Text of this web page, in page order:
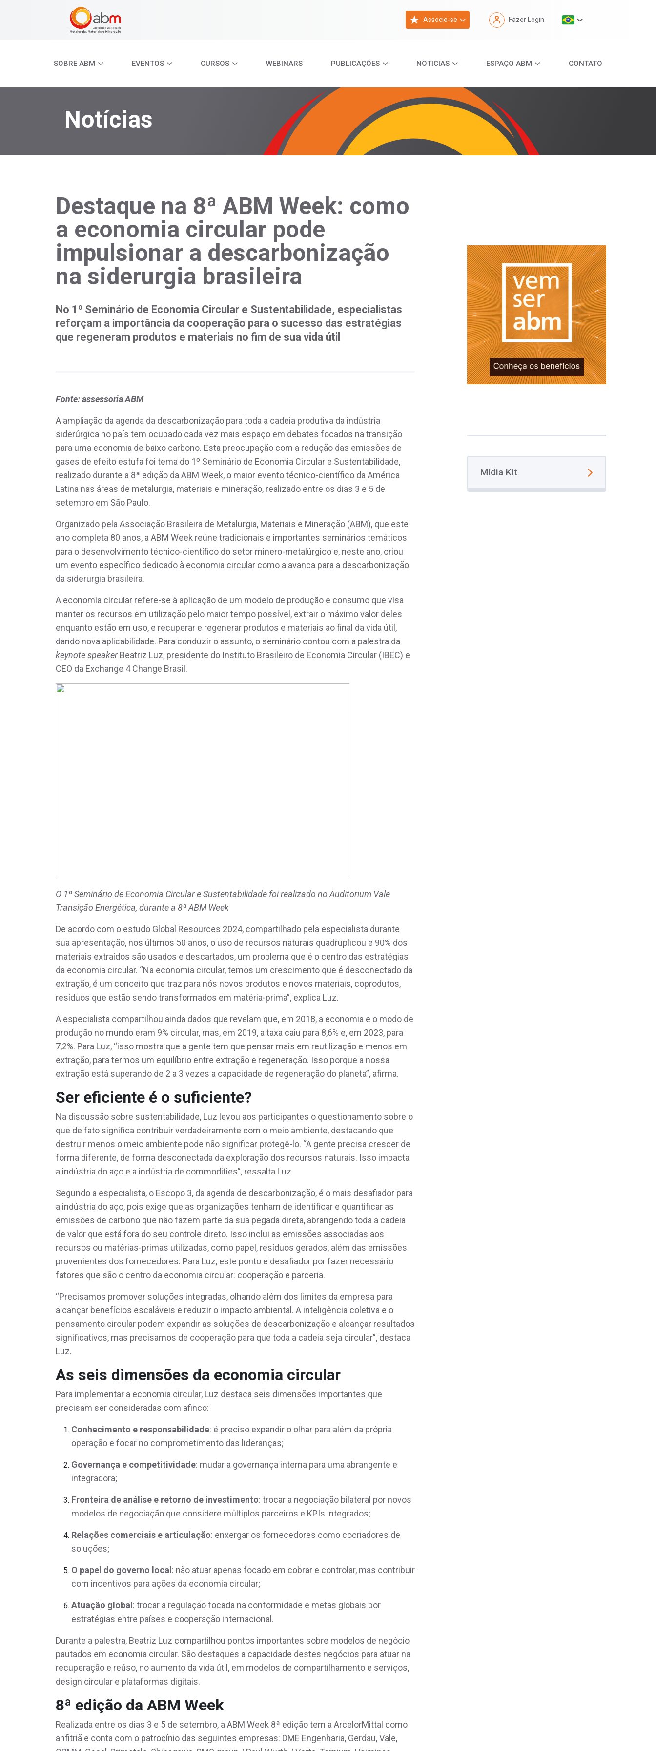
Associe-se Fazer Login
SOBRE ABM EVENTOS CURSOS WEBINARS PUBLICAÇÕES NOTICIAS ESPAÇO ABM CONTATO
Notícias
Destaque na 8ª ABM Week: como
a economia circular pode
impulsionar a descarbonização
na siderurgia brasileira
No 1º Seminário de Economia Circular e Sustentabilidade, especialistas
reforçam a importância da cooperação para o sucesso das estratégias
que regeneram produtos e materiais no fim de sua vida útil
Fonte: assessoria ABM
A ampliação da agenda da descarbonização para toda a cadeia produtiva da indústria
siderúrgica no país tem ocupado cada vez mais espaço em debates focados na transição
para uma economia de baixo carbono. Esta preocupação com a redução das emissões de
gases de efeito estufa foi tema do 1º Seminário de Economia Circular e Sustentabilidade,
realizado durante a 8ª edição da ABM Week, o maior evento técnico-científico da América
Latina nas áreas de metalurgia, materiais e mineração, realizado entre os dias 3 e 5 de
setembro em São Paulo.
Organizado pela Associação Brasileira de Metalurgia, Materiais e Mineração (ABM), que este
ano completa 80 anos, a ABM Week reúne tradicionais e importantes seminários temáticos
para o desenvolvimento técnico-científico do setor minero-metalúrgico e, neste ano, criou
um evento específico dedicado à economia circular como alavanca para a descarbonização
da siderurgia brasileira.
A economia circular refere-se à aplicação de um modelo de produção e consumo que visa
manter os recursos em utilização pelo maior tempo possível, extrair o máximo valor deles
enquanto estão em uso, e recuperar e regenerar produtos e materiais ao final da vida útil,
dando nova aplicabilidade. Para conduzir o assunto, o seminário contou com a palestra da
keynote speakerBeatriz Luz, presidente do Instituto Brasileiro de Economia Circular (IBEC) e
CEO da Exchange 4 Change Brasil.
O 1º Seminário de Economia Circular e Sustentabilidade foi realizado no Auditorium Vale
Transição Energética, durante a 8ª ABM Week
De acordo com o estudo Global Resources 2024, compartilhado pela especialista durante
sua apresentação, nos últimos 50 anos, o uso de recursos naturais quadruplicou e 90% dos
materiais extraídos são usados e descartados, um problema que é o centro das estratégias
da economia circular. “Na economia circular, temos um crescimento que é desconectado da
extração, é um conceito que traz para nós novos produtos e novos materiais, coprodutos,
resíduos que estão sendo transformados em matéria-prima”, explica Luz.
A especialista compartilhou ainda dados que revelam que, em 2018, a economia e o modo de
produção no mundo eram 9% circular, mas, em 2019, a taxa caiu para 8,6% e, em 2023, para
7,2%. Para Luz, “isso mostra que a gente tem que pensar mais em reutilização e menos em
extração, para termos um equilíbrio entre extração e regeneração. Isso porque a nossa
extração está superando de 2 a 3 vezes a capacidade de regeneração do planeta”, afirma.
Ser eficiente é o suficiente?
Na discussão sobre sustentabilidade, Luz levou aos participantes o questionamento sobre o
que de fato significa contribuir verdadeiramente com o meio ambiente, destacando que
destruir menos o meio ambiente pode não significar protegê-lo. “A gente precisa crescer de
forma diferente, de forma desconectada da exploração dos recursos naturais. Isso impacta
a indústria do aço e a indústria de commodities”, ressalta Luz.
Segundo a especialista, o Escopo 3, da agenda de descarbonização, é o mais desafiador para
a indústria do aço, pois exige que as organizações tenham de identificar e quantificar as
emissões de carbono que não fazem parte da sua pegada direta, abrangendo toda a cadeia
de valor que está fora do seu controle direto. Isso inclui as emissões associadas aos
recursos ou matérias-primas utilizadas, como papel, resíduos gerados, além das emissões
provenientes dos fornecedores. Para Luz, este ponto é desafiador por fazer necessário
fatores que são o centro da economia circular: cooperação e parceria.
“Precisamos promover soluções integradas, olhando além dos limites da empresa para
alcançar benefícios escaláveis e reduzir o impacto ambiental. A inteligência coletiva e o
pensamento circular podem expandir as soluções de descarbonização e alcançar resultados
significativos, mas precisamos de cooperação para que toda a cadeia seja circular”, destaca
Luz.
As seis dimensões da economia circular
Para implementar a economia circular, Luz destaca seis dimensões importantes que
precisam ser consideradas com afinco:
Conhecimento e responsabilidade: é preciso expandir o olhar para além da própria
operação e focar no comprometimento das lideranças;
Governança e competitividade: mudar a governança interna para uma abrangente e
integradora;
Fronteira de análise e retorno de investimento: trocar a negociação bilateral por novos
modelos de negociação que considere múltiplos parceiros e KPIs integrados;
Relações comerciais e articulação: enxergar os fornecedores como cocriadores de
soluções;
O papel do governo local : não atuar apenas focado em cobrar e controlar, mas contribuir
com incentivos para ações da economia circular;
Atuação global : trocar a regulação focada na conformidade e metas globais por
estratégias entre países e cooperação internacional.
Durante a palestra, Beatriz Luz compartilhou pontos importantes sobre modelos de negócio
pautados em economia circular. São destaques a capacidade destes negócios para atuar na
recuperação e reúso, no aumento da vida útil, em modelos de compartilhamento e serviços,
design circular e plataformas digitais.
8ª edição da ABM Week
Realizada entre os dias 3 e 5 de setembro, a ABM Week 8ª edição tem a ArcelorMittal como
anfitriã e conta com o patrocínio das seguintes empresas: DME Engenharia, Gerdau, Vale,
Mídia Kit